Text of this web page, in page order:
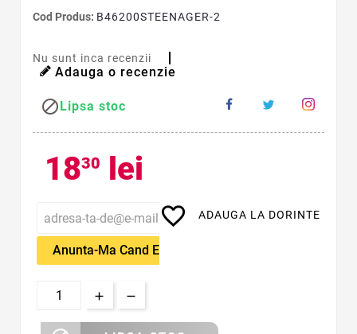
Cod Produs: B46200STEENAGER-2
Nu sunt inca recenzii
Adauga o recenzie
Lipsa stoc
1830 lei
Anunta-Ma Cand Este Disponibil
favorite_border ADAUGA LA DORINTE